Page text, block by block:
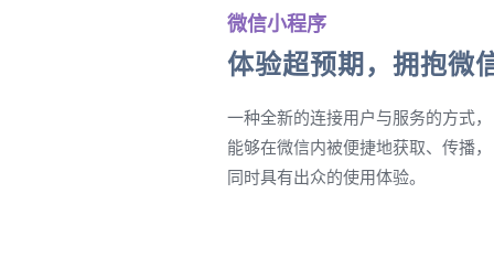
微信小程序
体验超预期，拥抱微
一种全新的连接用户与服务的方式，
能够在微信内被便捷地获取、传播，
同时具有出众的使用体验。